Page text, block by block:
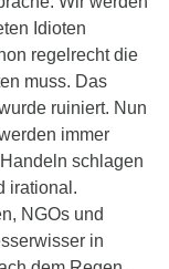
Idioten
regelrecht die
muss. Das
ruiniert. Nun
immer
schlagen
irational.
NGOs und
in